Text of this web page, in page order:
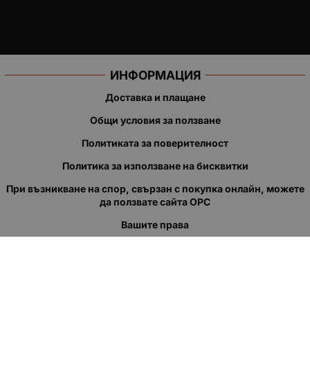
ИНФОРМАЦИЯ
Доставка и плащане
Общи условия за ползване
Политиката за поверителност
Политика за използване на бисквитки
При възникване на спор, свързан с покупка онлайн, можете
да ползвате сайта ОРС
Вашите права